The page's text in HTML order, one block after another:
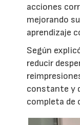
acciones
mejorando
aprendizaje
Según
reducir
constante y
completa de